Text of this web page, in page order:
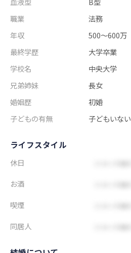
職業
法務
年収
500～600万
最終学歴
大学卒業
学校名
中央大学
兄弟姉妹
長女
婚姻歴
初婚
子どもの有無
子どもいない
ライフスタイル
休日
お酒
喫煙
同居人